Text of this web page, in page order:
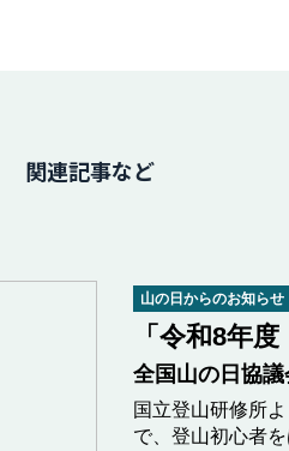
関連記事など
山の日からのお知らせ
「令和8年
全国山の日協議
国立登山研修所
で、登山初心者